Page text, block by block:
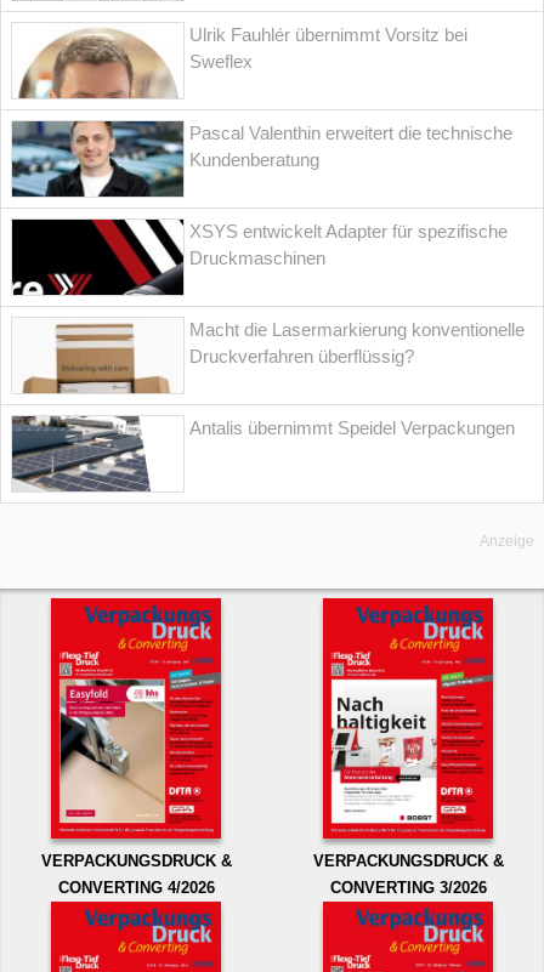
Ulrik Fauhlér übernimmt Vorsitz bei
Sweflex
Pascal Valenthin erweitert die technische
Kundenberatung
XSYS entwickelt Adapter für spezifische
Druckmaschinen
Macht die Lasermarkierung konventionelle
Druckverfahren überflüssig?
Antalis übernimmt Speidel Verpackungen
Anzeige
VERPACKUNGSDRUCK &
CONVERTING 4/2026
VERPACKUNGSDRUCK &
CONVERTING 3/2026